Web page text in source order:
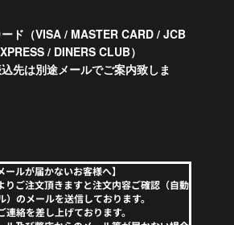
ード（VISA / MASTER CARD / JCB
/ DINERS CLUB）
込先は別途メールでご案内致しま
ールが届かないお客様へ】
りご注文頂きますと注文内容ご確認（自動
）のメールを送信しております。
連絡を差し上げております。